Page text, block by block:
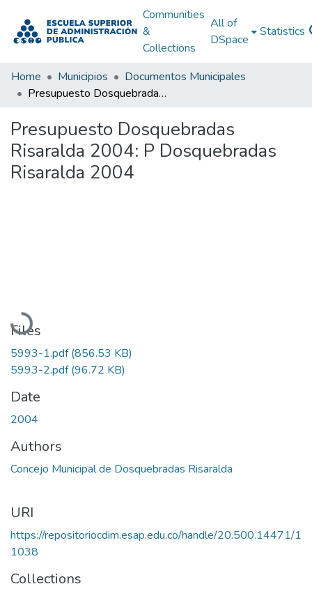
Communities
&
Collections
All of
DSpace
Statistics
Home Municipios
Documentos Municipales
Presupuesto Dosquebradas Risaralda 2004: P Dosquebradas Risaralda 2004
Presupuesto Dosquebradas
Risaralda 2004: P Dosquebradas
Risaralda 2004
Loading...
Files
5993-1.pdf(856.53 KB)
5993-2.pdf(96.72 KB)
Date
2004
Authors
Concejo Municipal de Dosquebradas Risaralda
URI
https://repositoriocdim.esap.edu.co/handle/20.500.14471/1
1038
Collections